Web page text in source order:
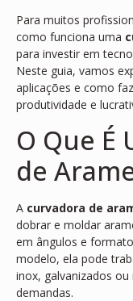
Para muitos
como funciona uma
para investir em
Neste guia, vamos
aplicações e como
produtividade e
O Que É
de
A curvadora de
dobrar e moldar
em ângulos e
modelo, ela pode
inox, galvanizados
demandas.